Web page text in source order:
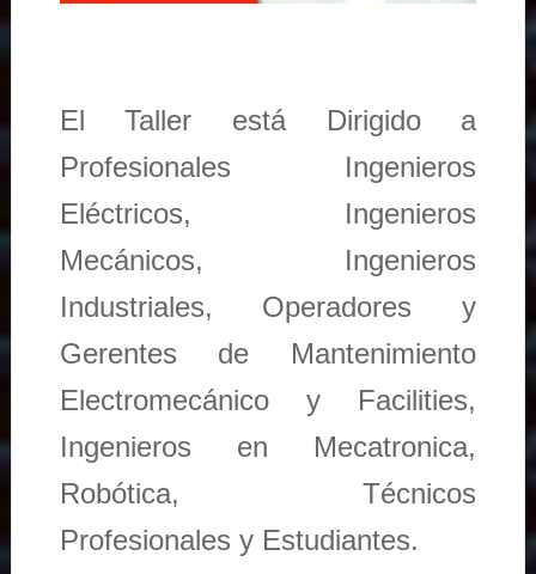
El Taller está Dirigido a
Profesionales Ingenieros
Eléctricos, Ingenieros
Mecánicos, Ingenieros
Industriales, Operadores y
Gerentes de Mantenimiento
Electromecánico y Facilities,
Ingenieros en Mecatronica,
Robótica, Técnicos
Profesionales y Estudiantes.